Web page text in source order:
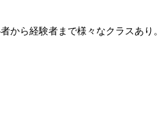
から経験者まで様々なクラスあり。